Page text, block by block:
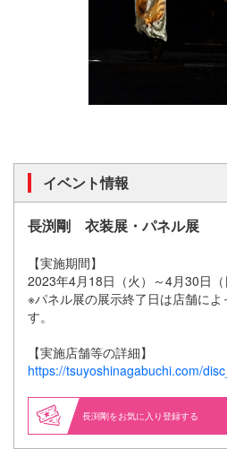
イベント情報
長渕剛 衣装展・パネル展
【実施期間】
2023年4月18日（火）～4月30日（
※パネル展の展示終了日は店舗に
す。
【実施店舗等の詳細】
https://tsuyoshinagabuchi.com/
長渕剛をお気に入り登録する